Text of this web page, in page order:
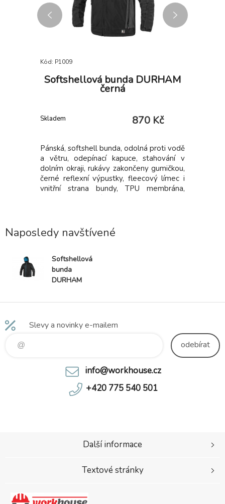
Kód: P1009
Softshellová bunda DURHAM
černá
Skladem 870 Kč
Pánská, softshell bunda, odolná proti vodě
a větru, odepínací kapuce, stahování v
dolním okraji, rukávy zakončeny gumičkou,
černé reflexní výpustky, fleecový límec i
vnitřní strana bundy, TPU membrána,
odolnost materiálu proti průniku vody
000 g/m2/24 hod, na levém rukávu
kapsička na zip, 2 spodní kapsy na zip,
Naposledy navštívené
Softshellová
bunda
DURHAM
Slevy a novinky e-mailem
odebírat
info@workhouse.cz
+420 775 540 501
Další informace
Textové stránky